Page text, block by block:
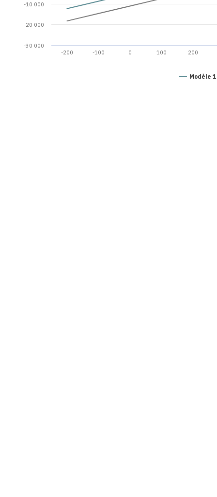
Modèle 1
-200 -100 0 100 200
-30 000
-20 000
-10 000